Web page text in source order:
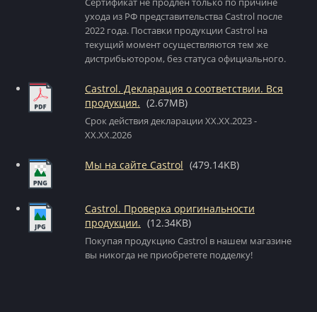
ухода из РФ представительства Сastrol после
2022 года. Поставки продукции Castrol на
текущий момент осуществляются тем же
дистрибьютором, без статуса официального.
Castrol. Декларация о соответствии. Вся
продукция. (2.67MB)
Срок действия декларации XX.XX.2023 -
XX.XX.2026
Мы на сайте Castrol (479.14KB)
Castrol. Проверка оригинальности
продукции. (12.34KB)
Покупая продукцию Castrol в нашем магазине
вы никогда не приобретете подделку!